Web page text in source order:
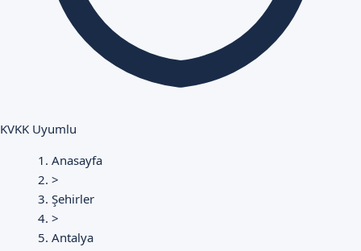
KVKK Uyumlu
Anasayfa
>
Şehirler
>
Antalya